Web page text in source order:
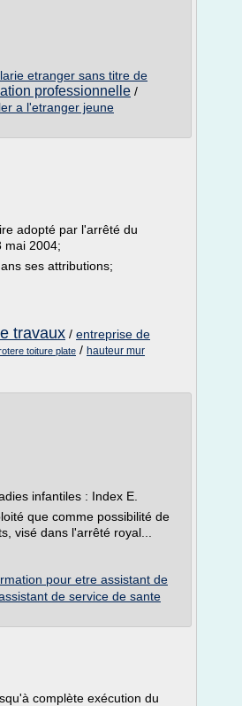
etranger sans titre de
professionnelle /
a l'etranger jeune
adopté par l'arrêté du
mai 2004;
ses attributions;
travaux / entreprise de
toiture plate / hauteur mur
infantiles : Index E.
que comme possibilité de
visé dans l'arrêté royal...
pour etre assistant de
de service de sante
complète exécution du